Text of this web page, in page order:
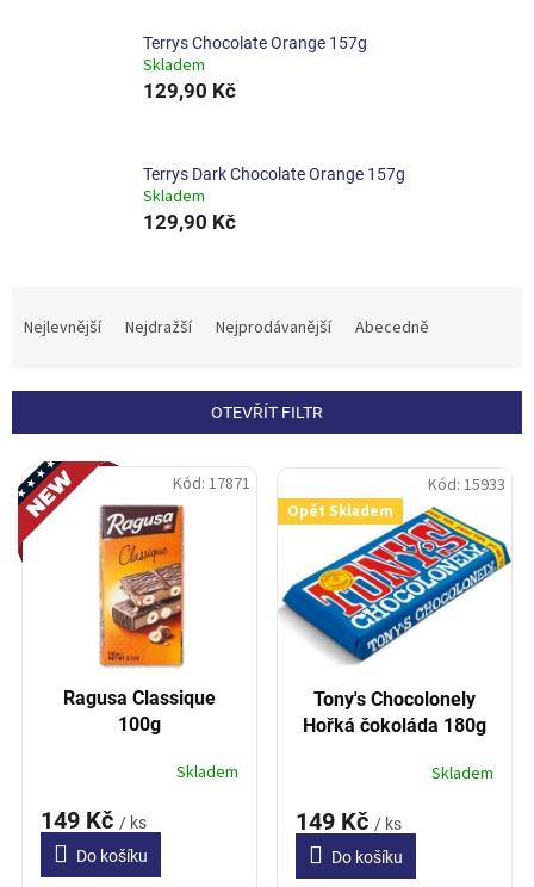
Terrys Chocolate Orange 157g
Skladem
129,90 Kč
Terrys Dark Chocolate Orange 157g
Skladem
129,90 Kč
í
r
o
d
u
Nejlevnější Nejdražší Nejprodávanější Abecedně
OTEVŘÍT FILTR
V
ý
Novinka
Ragusa Classique
100g
Skladem
149 Kč / ks
Do košíku
Kód: 17871
Opět Skladem
Tony's Chocolonely
Hořká čokoláda 180g
Skladem
149 Kč / ks
Do košíku
Kód: 15933